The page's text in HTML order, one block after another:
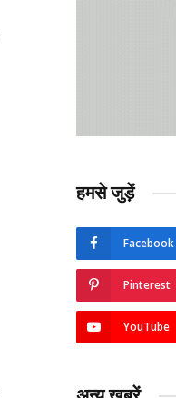
हमसे जुड़ें
Facebook
Pinterest
YouTube